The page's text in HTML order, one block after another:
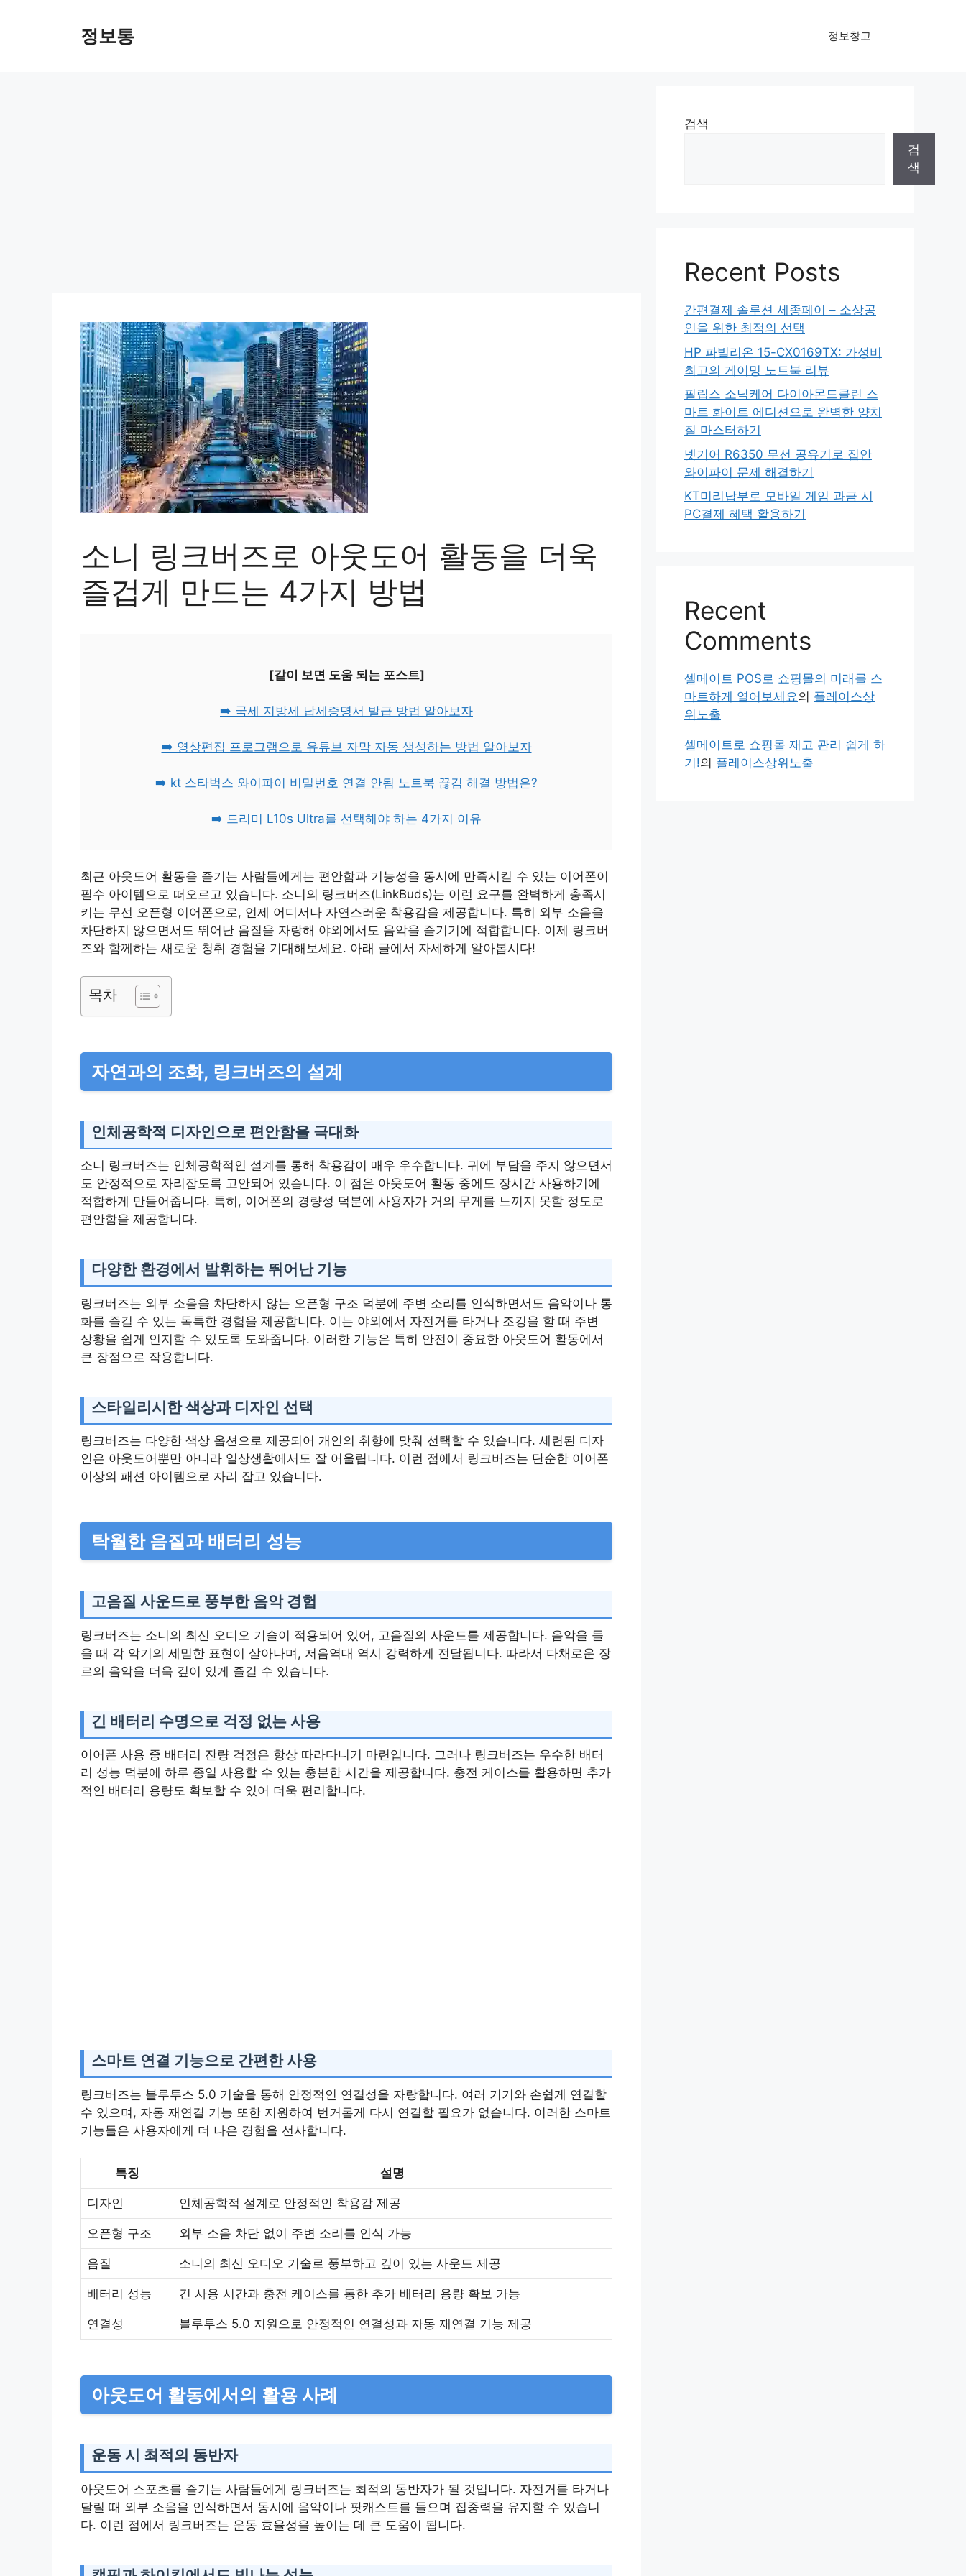
정보통 정보창고
소니 링크버즈로 아웃도어 활동을 더욱
즐겁게 만드는 4가지 방법
[같이 보면 도움 되는 포스트]
➡️ 국세 지방세 납세증명서 발급 방법 알아보자
➡️ 영상편집 프로그램으로 유튜브 자막 자동 생성하는 방법 알아보자
➡️ kt 스타벅스 와이파이 비밀번호 연결 안됨 노트북 끊김 해결 방법은?
➡️ 드리미 L10s Ultra를 선택해야 하는 4가지 이유
최근 아웃도어 활동을 즐기는 사람들에게는 편안함과 기능성을 동시에 만족시킬 수 있는 이어폰이
필수 아이템으로 떠오르고 있습니다. 소니의 링크버즈(LinkBuds)는 이런 요구를 완벽하게 충족시
키는 무선 오픈형 이어폰으로, 언제 어디서나 자연스러운 착용감을 제공합니다. 특히 외부 소음을
차단하지 않으면서도 뛰어난 음질을 자랑해 야외에서도 음악을 즐기기에 적합합니다. 이제 링크버
즈와 함께하는 새로운 청취 경험을 기대해보세요. 아래 글에서 자세하게 알아봅시다!
목차
자연과의 조화, 링크버즈의 설계
인체공학적 디자인으로 편안함을 극대화
소니 링크버즈는 인체공학적인 설계를 통해 착용감이 매우 우수합니다. 귀에 부담을 주지 않으면서
도 안정적으로 자리잡도록 고안되어 있습니다. 이 점은 아웃도어 활동 중에도 장시간 사용하기에
적합하게 만들어줍니다. 특히, 이어폰의 경량성 덕분에 사용자가 거의 무게를 느끼지 못할 정도로
편안함을 제공합니다.
다양한 환경에서 발휘하는 뛰어난 기능
링크버즈는 외부 소음을 차단하지 않는 오픈형 구조 덕분에 주변 소리를 인식하면서도 음악이나 통
화를 즐길 수 있는 독특한 경험을 제공합니다. 이는 야외에서 자전거를 타거나 조깅을 할 때 주변
상황을 쉽게 인지할 수 있도록 도와줍니다. 이러한 기능은 특히 안전이 중요한 아웃도어 활동에서
큰 장점으로 작용합니다.
스타일리시한 색상과 디자인 선택
링크버즈는 다양한 색상 옵션으로 제공되어 개인의 취향에 맞춰 선택할 수 있습니다. 세련된 디자
인은 아웃도어뿐만 아니라 일상생활에서도 잘 어울립니다. 이런 점에서 링크버즈는 단순한 이어폰
이상의 패션 아이템으로 자리 잡고 있습니다.
탁월한 음질과 배터리 성능
고음질 사운드로 풍부한 음악 경험
링크버즈는 소니의 최신 오디오 기술이 적용되어 있어, 고음질의 사운드를 제공합니다. 음악을 들
을 때 각 악기의 세밀한 표현이 살아나며, 저음역대 역시 강력하게 전달됩니다. 따라서 다채로운 장
르의 음악을 더욱 깊이 있게 즐길 수 있습니다.
긴 배터리 수명으로 걱정 없는 사용
이어폰 사용 중 배터리 잔량 걱정은 항상 따라다니기 마련입니다. 그러나 링크버즈는 우수한 배터
리 성능 덕분에 하루 종일 사용할 수 있는 충분한 시간을 제공합니다. 충전 케이스를 활용하면 추가
적인 배터리 용량도 확보할 수 있어 더욱 편리합니다.
스마트 연결 기능으로 간편한 사용
링크버즈는 블루투스 5.0 기술을 통해 안정적인 연결성을 자랑합니다. 여러 기기와 손쉽게 연결할
수 있으며, 자동 재연결 기능 또한 지원하여 번거롭게 다시 연결할 필요가 없습니다. 이러한 스마트
기능들은 사용자에게 더 나은 경험을 선사합니다.
특징 설명
디자인 인체공학적 설계로 안정적인 착용감 제공
오픈형 구조 외부 소음 차단 없이 주변 소리를 인식 가능
음질 소니의 최신 오디오 기술로 풍부하고 깊이 있는 사운드 제공
배터리 성능 긴 사용 시간과 충전 케이스를 통한 추가 배터리 용량 확보 가능
연결성 블루투스 5.0 지원으로 안정적인 연결성과 자동 재연결 기능 제공
아웃도어 활동에서의 활용 사례
운동 시 최적의 동반자
아웃도어 스포츠를 즐기는 사람들에게 링크버즈는 최적의 동반자가 될 것입니다. 자전거를 타거나
달릴 때 외부 소음을 인식하면서 동시에 음악이나 팟캐스트를 들으며 집중력을 유지할 수 있습니
다. 이런 점에서 링크버즈는 운동 효율성을 높이는 데 큰 도움이 됩니다.
검색
검
색
Recent Posts
간편결제 솔루션 세종페이 – 소상공
인을 위한 최적의 선택
HP 파빌리온 15-CX0169TX: 가성비
최고의 게이밍 노트북 리뷰
필립스 소닉케어 다이아몬드클린 스
마트 화이트 에디션으로 완벽한 양치
질 마스터하기
넷기어 R6350 무선 공유기로 집안
와이파이 문제 해결하기
KT미리납부로 모바일 게임 과금 시
PC결제 혜택 활용하기
Recent
Comments
셀메이트 POS로 쇼핑몰의 미래를 스
마트하게 열어보세요의 플레이스상
위노출
셀메이트로 쇼핑몰 재고 관리 쉽게 하
기!의 플레이스상위노출